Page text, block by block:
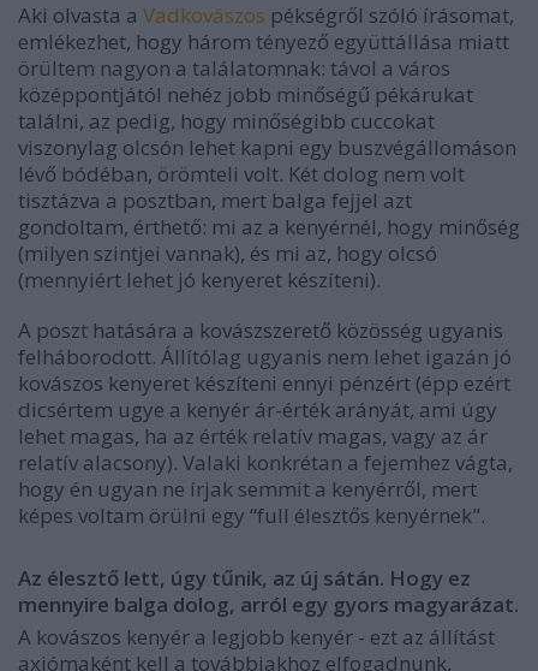
Aki olvasta a Vadkovászos pékségről szóló írásomat,
emlékezhet, hogy három tényező együttállása miatt
örültem nagyon a találatomnak: távol a város
középpontjától nehéz jobb minőségű pékárukat
találni, az pedig, hogy minőségibb cuccokat
viszonylag olcsón lehet kapni egy buszvégállomáson
lévő bódéban, örömteli volt. Két dolog nem volt
tisztázva a posztban, mert balga fejjel azt
gondoltam, érthető: mi az a kenyérnél, hogy minőség
(milyen szintjei vannak), és mi az, hogy olcsó
(mennyiért lehet jó kenyeret készíteni).
A poszt hatására a kovászszerető közösség ugyanis
felháborodott. Állítólag ugyanis nem lehet igazán jó
kovászos kenyeret készíteni ennyi pénzért (épp ezért
dicsértem ugye a kenyér ár-érték arányát, ami úgy
lehet magas, ha az érték relatív magas, vagy az ár
relatív alacsony). Valaki konkrétan a fejemhez vágta,
hogy én ugyan ne írjak semmit a kenyérről, mert
képes voltam örülni egy “full élesztős kenyérnek".
Az élesztő lett, úgy tűnik, az új sátán. Hogy ez
mennyire balga dolog, arról egy gyors magyarázat.
A kovászos kenyér a legjobb kenyér - ezt az állítást
axiómaként kell a továbbiakhoz elfogadnunk,